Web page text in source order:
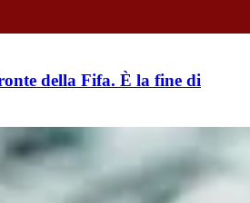
della Fifa. È la fine di